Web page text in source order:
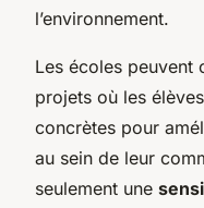
l’environnement.
Les écoles peuvent
projets où les
concrètes pour
au sein de leur
seulement une